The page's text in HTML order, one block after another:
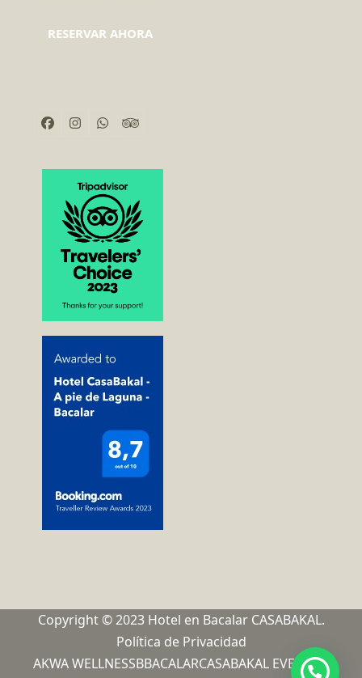
RESERVAR AHORA
Facebook
Instagram
WhatsappTripadvisor
Copyright © 2023 Hotel en Bacalar CASABAKAL.
Política de Privacidad
AKWA WELLNESSBBACALARCASABAKAL EVENTOS